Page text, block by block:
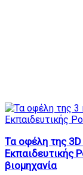
Τα οφέλη της
Εκπαιδευτικής
βιομηχανία